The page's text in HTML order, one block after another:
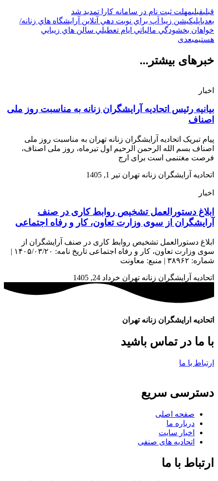
قبلیقبلیمهلت ثبت نام در سامانه کارا تمدید شد
بعدیاپليکيشن زيبا اَپ براي نوبت دهي آنلاين آرايشگاه هاي زنانه/
خواهان بخشودگي مالياتي ايام تعطيلي سالن هاي زيبايي
هستيمبعدی
خبرهای بیشتر...
اخبار
بیانیه رئیس اتحادیه آرایشگران زنانه به مناسبت روز ملی
اصناف
پیام تبریک اتحادیه آرایشگران زنانه تهران به مناسبت روز ملی
اصناف بسم الله الرحمن الرحیم اول تیرماه، روز ملی اصناف،
فرصت مغتنمی است برای ارج
اتحادیه آرایشگران زنانه تهران تیر 1, 1405
اخبار
ابلاغ دستورالعمل تشخیص روابط کاری در صنف
آرایشگران از سوی وزارت تعاون، کار و رفاه اجتماعی
ابلاغ دستورالعمل تشخیص روابط کاری در صنف آرایشگران از
سوی وزارت تعاون، کار و رفاه اجتماعی تاریخ نامه: ۱۴۰۵/۰۳/۲۰ |
شماره: ۳۸۹۶۲ | منبع: معاونت
اتحادیه آرایشگران زنانه تهران خرداد 24, 1405
اتحادیه ارایشگران زنانه تهران
با ما در تماس باشید
ارتباط با ما
دسترسی سریع
صفحه اصلی
درباره ما
اخبار سایت
اتحادیه های صنفی
ارتباط با ما